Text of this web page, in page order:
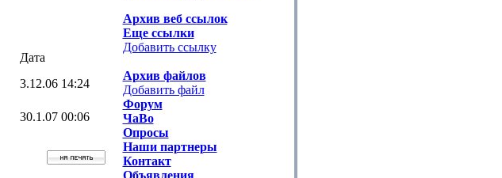
Дата
3.12.06 14:24
30.1.07 00:06
Архив веб ссылок
Еще ссылки
Добавить ссылку
Архив файлов
Добавить файл
Форум
ЧаВо
Опросы
Наши партнеры
Контакт
Объявления